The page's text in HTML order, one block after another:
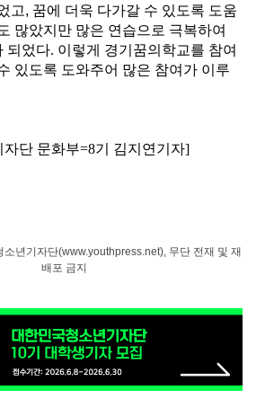
고, 꿈에 더욱 다가갈 수 있도록 도움
많았지만 많은 연습으로 극복하여
되었다. 이렇게 경기꿈의학교를 참여
있도록 도와주어 많은 참여가 이루
자단 문화부=8기 김지연기자]
년기자단(www.youthpress.net), 무단 전재 및 재
배포 금지